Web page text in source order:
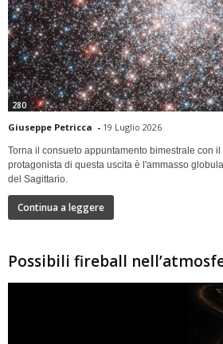
280
Giuseppe Petricca - 19 Luglio 2026
Torna il consueto appuntamento bimestrale con
protagonista di questa uscita è l'ammasso
del Sagittario.
Continua a leggere
Possibili fireball